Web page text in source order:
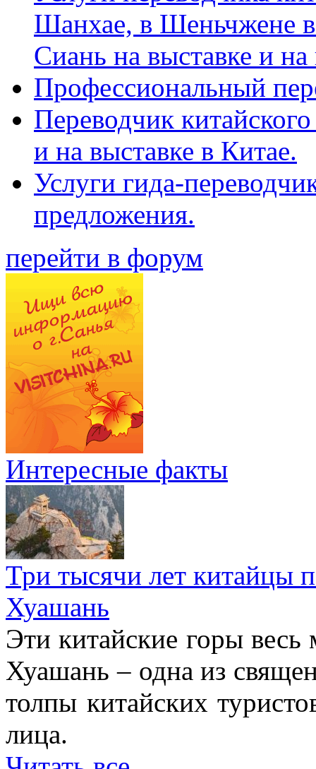
Шанхае, в Шеньчжене
Сиань на выставке и
Профессиональный
Переводчик
и на выставке в Китае.
Услуги гида-
предложения.
перейти в форум
Интересные факты
Три тысячи лет китайцы
Хуашань
Эти китайские горы
Хуашань – одна из
толпы китайских
лица.